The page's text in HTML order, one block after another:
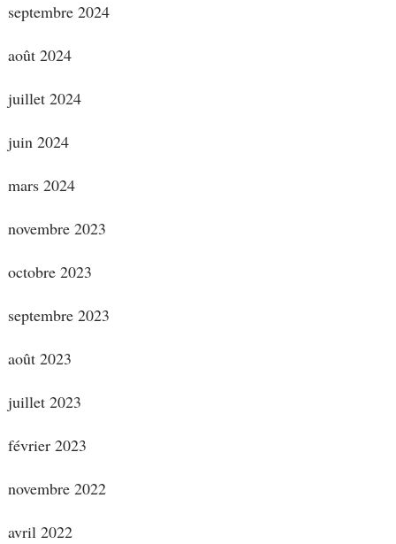
septembre 2024
août 2024
juillet 2024
juin 2024
mars 2024
novembre 2023
octobre 2023
septembre 2023
août 2023
juillet 2023
février 2023
novembre 2022
avril 2022